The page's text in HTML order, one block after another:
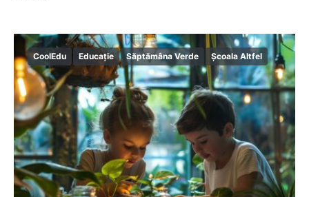
CoolEdu Educație Săptămâna Verde Școala Altfel